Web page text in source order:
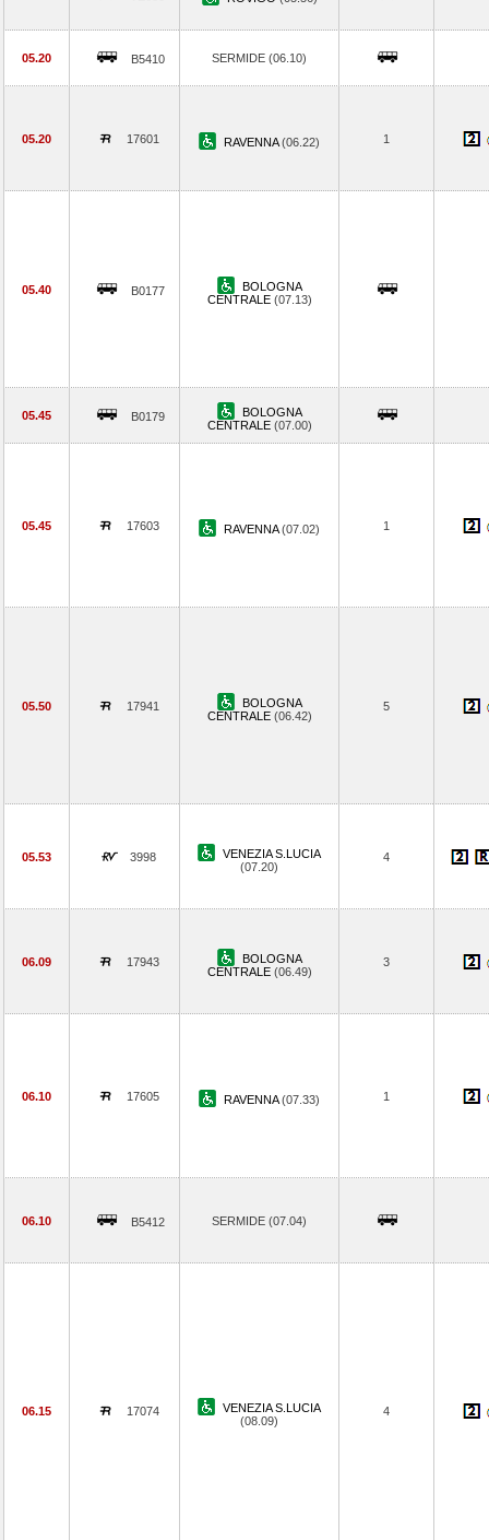
05.20 B5410 SERMIDE (06.10)
05.20 17601 RAVENNA(06.22) 1
05.40 B0177
BOLOGNA
CENTRALE (07.13)
05.45 B0179
BOLOGNA
CENTRALE (07.00)
05.45 17603 RAVENNA(07.02) 1
05.50 17941
BOLOGNA
CENTRALE (06.42)
5
05.53 3998
VENEZIA S.LUCIA
(07.20)
4
06.09 17943
BOLOGNA
CENTRALE (06.49)
3
06.10 17605 RAVENNA(07.33) 1
06.10 B5412 SERMIDE (07.04)
06.15 17074
VENEZIA S.LUCIA
(08.09)
4